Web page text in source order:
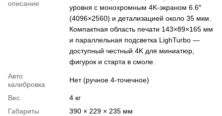
описание
уровня с монохромным 4K-экраном 6.6″
(4096×2560) и детализацией около 35 мкм.
Компактная область печати 143×89×165 мм
и параллельная подсветка LighTurbo —
доступный честный 4K для миниатюр,
фигурок и старта в смоле.
Авто
калибровка
Нет (ручное 4-точечное)
Вес
4 кг
Габариты
390 × 229 × 235 мм